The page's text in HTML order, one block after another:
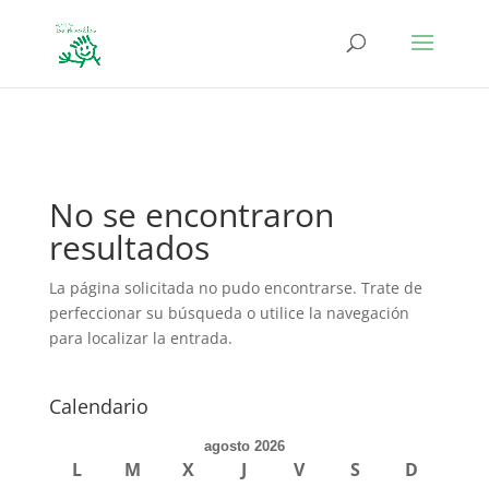
No se encontraron
resultados
La página solicitada no pudo encontrarse. Trate de
perfeccionar su búsqueda o utilice la navegación
para localizar la entrada.
Calendario
agosto 2026
L M X J V S
D